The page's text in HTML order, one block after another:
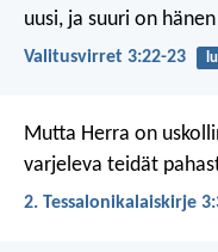
uusi, ja suuri on
Valitusvirret 3:22-23
Mutta Herra on
varjeleva teidät
2. Tessalonikalaiskirje